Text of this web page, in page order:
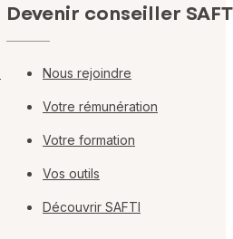
Devenir conseiller
Nous rejoindre
Votre rémunération
Votre formation
Vos outils
Découvrir SAFTI